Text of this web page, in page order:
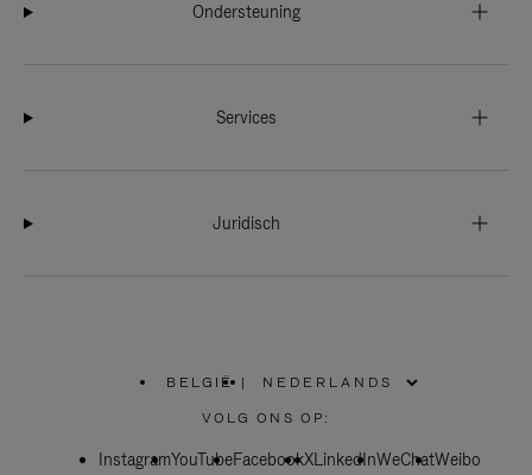
Ondersteuning
Services
Juridisch
BELGIË
SELECTEER
UW
|
VOLG ONS OP:
InstagramYouTubeFacebookXLinkedInWeChatWeibo